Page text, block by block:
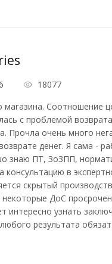
18077
магазина. Соотношение
с проблемой
Прочла очень много
денег. Я сама -
знаю ПТ, ЗоЗПП,
консультацию в
скрытый
некоторые ДоС
интересно узнать
результата